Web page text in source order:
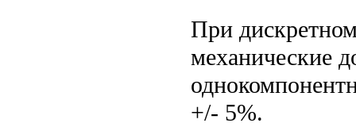
При
механические
+/- 5%.